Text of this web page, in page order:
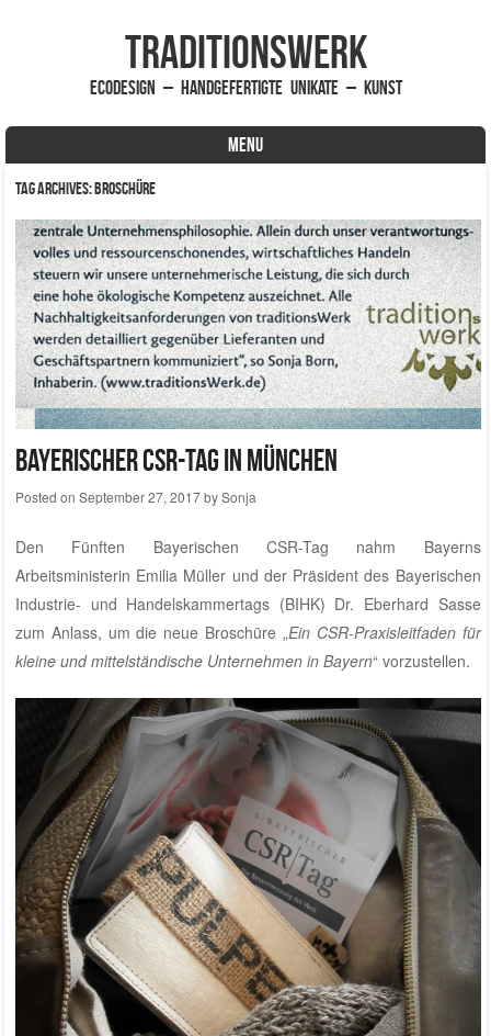
traditionsWerk
EcoDesign – handgefertigte Unikate – Kunst
MENU
Skip to content
Tag Archives:Broschüre
Bayerischer CSR-Tag in München
Posted on September 27, 2017bySonja
Den Fünften Bayerischen CSR-Tag nahm Bayerns
Arbeitsministerin Emilia Müller und der Präsident des Bayerischen
Industrie- und Handelskammertags (BIHK) Dr. Eberhard Sasse
zum Anlass, um die neue Broschüre „Ein CSR-Praxisleitfaden für
kleine und mittelständische Unternehmen in Bayern“ vorzustellen.